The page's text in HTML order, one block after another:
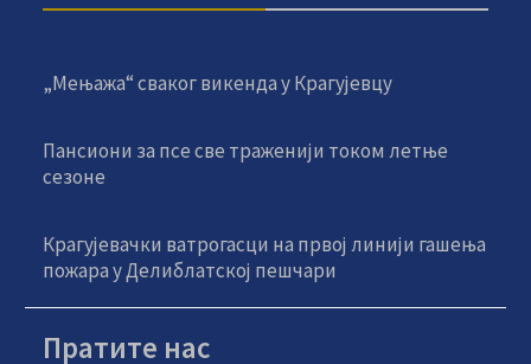
„Мењажа“ сваког викенда у Крагујевцу
Пансиони за псе све траженији током летње
сезоне
Крагујевачки ватрогасци на првој линији гашења
пожара у Делиблатској пешчари
Пратите нас